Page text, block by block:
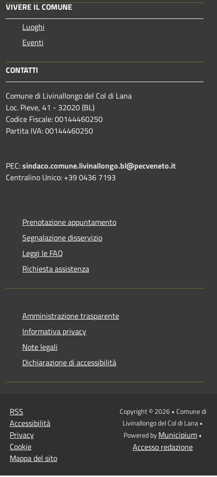
VIVERE IL COMUNE
Luoghi
Eventi
CONTATTI
Comune di Livinallongo del Col di Lana
Loc. Pieve, 41 - 32020 (BL)
Codice Fiscale: 00144460250
Partita IVA: 00144460250
PEC:sindaco.comune.livinallongo.bl@pecveneto.it
Centralino Unico: +39 0436 7193
Prenotazione appuntamento
Segnalazione disservizio
Leggi le FAQ
Richiesta assistenza
Amministrazione trasparente
Informativa privacy
Note legali
Dichiarazione di accessibilità
RSS
Accessibilità
Privacy
Cookie
Mappa del sito
Copyright © 2026 • Comune di
Livinallongo del Col di Lana •
Powered byMunicipium•
Accesso redazione